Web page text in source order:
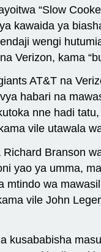
“Slow
kawaida ya
wengi
Verizon, kama
AT&T na
habari na
nne hadi
vile utawala
Branson
yao ya umma,
wa
vile John